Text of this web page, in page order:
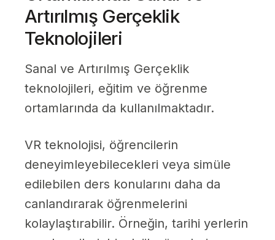
Artırılmış Gerçeklik
Teknolojileri
Sanal ve Artırılmış Gerçeklik
teknolojileri, eğitim ve öğrenme
ortamlarında da kullanılmaktadır.
VR teknolojisi, öğrencilerin
deneyimleyebilecekleri veya simüle
edilebilen ders konularını daha da
canlandırarak öğrenmelerini
kolaylaştırabilir. Örneğin, tarihi yerlerin